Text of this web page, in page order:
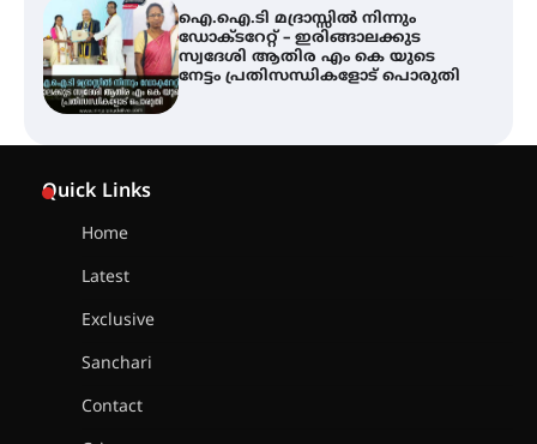
ട്യുണീഷ്യൻ ചിത്രം ” ദി വോയിസ്
ഓഫ് ഹിന്ദ് റജബ് ” ഇരിങ്ങാലക്കുട
ഫിലിം സൊസൈറ്റി ആഗസ്റ്റ് 7
വെള്ളിയാഴ്ച സ്‌ക്രീൻ ചെയ്യുന്നു
Quick Links
Home
Latest
Exclusive
Sanchari
Contact